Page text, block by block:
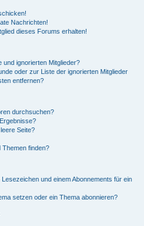
Nachrichten!
dieses Forums erhalten!
und ignorierten Mitglieder?
oder zur Liste der ignorierten Mitglieder
entfernen?
durchsuchen?
Seite?
Themen finden?
und einem Abonnements für ein
setzen oder ein Thema abonnieren?